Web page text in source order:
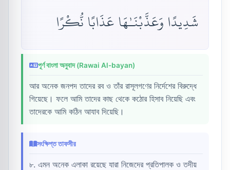
شَدِيدًا وَعَذَّبْنَـٰهَا عَذَابًا نُّكْرًا
পূর্ণ বাংলা অনুবাদ (Rawai Al-bayan)
আর অনেক জনপদ তাদের রব ও তাঁর রাসূলগণের নির্দেশের বিরুদ্ধে
গিয়েছে। ফলে আমি তাদের কাছ থেকে কঠোর হিসাব নিয়েছি এবং
তাদেরকে আমি কঠিন আযাব দিয়েছি।
সংক্ষিপ্ত তাফসীর
৮. এমন অনেক এলাকা রয়েছে যারা নিজেদের প্রতিপালক ও তদীয়